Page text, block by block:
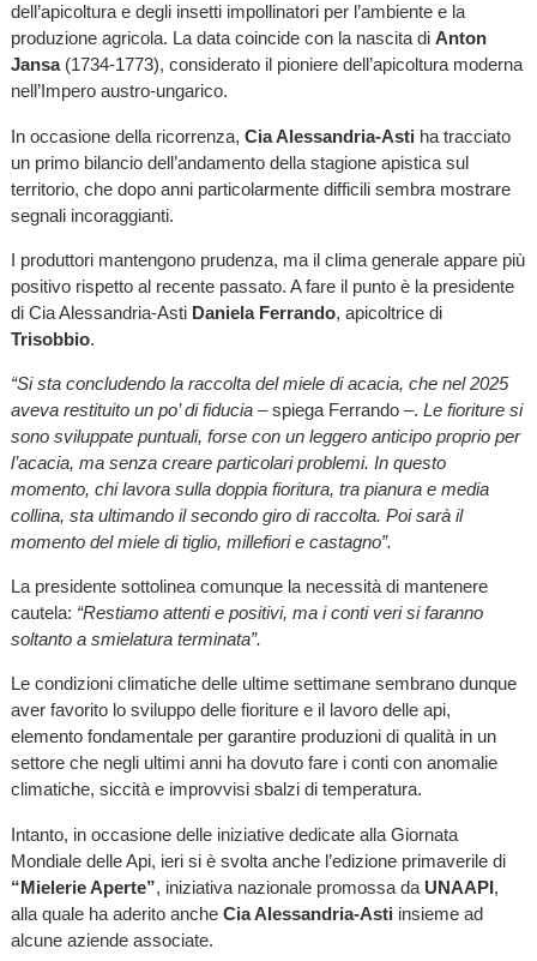
dell’apicoltura e degli insetti impollinatori per l’ambiente e la
produzione agricola. La data coincide con la nascita di Anton
Jansa(1734-1773), considerato il pioniere dell’apicoltura moderna
nell’Impero austro-ungarico.
In occasione della ricorrenza, Cia Alessandria-Asti ha tracciato
un primo bilancio dell’andamento della stagione apistica sul
territorio, che dopo anni particolarmente difficili sembra mostrare
segnali incoraggianti.
I produttori mantengono prudenza, ma il clima generale appare più
positivo rispetto al recente passato. A fare il punto è la presidente
di Cia Alessandria-Asti Daniela Ferrando, apicoltrice di
Trisobbio.
“Si sta concludendo la raccolta del miele di acacia, che nel 2025
aveva restituito un po’ di fiducia– spiega Ferrando –. Le fioriture si
sono sviluppate puntuali, forse con un leggero anticipo proprio per
l’acacia, ma senza creare particolari problemi. In questo
momento, chi lavora sulla doppia fioritura, tra pianura e media
collina, sta ultimando il secondo giro di raccolta. Poi sarà il
momento del miele di tiglio, millefiori e castagno”.
La presidente sottolinea comunque la necessità di mantenere
cautela: “Restiamo attenti e positivi, ma i conti veri si faranno
soltanto a smielatura terminata”.
Le condizioni climatiche delle ultime settimane sembrano dunque
aver favorito lo sviluppo delle fioriture e il lavoro delle api,
elemento fondamentale per garantire produzioni di qualità in un
settore che negli ultimi anni ha dovuto fare i conti con anomalie
climatiche, siccità e improvvisi sbalzi di temperatura.
Intanto, in occasione delle iniziative dedicate alla Giornata
Mondiale delle Api, ieri si è svolta anche l’edizione primaverile di
“Mielerie Aperte”, iniziativa nazionale promossa da UNAAPI,
alla quale ha aderito anche Cia Alessandria-Asti insieme ad
alcune aziende associate.